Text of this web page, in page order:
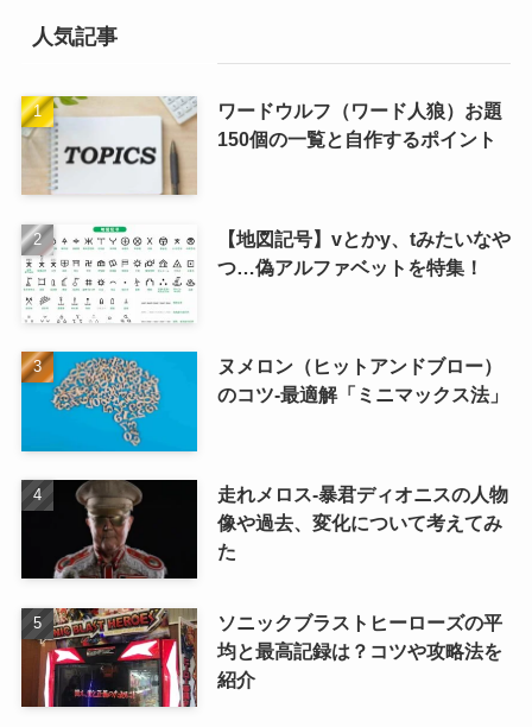
人気記事
ワードウルフ（ワード人狼）お題
150個の一覧と自作するポイント
【地図記号】vとかy、tみたいなや
つ…偽アルファベットを特集！
ヌメロン（ヒットアンドブロー）
のコツ-最適解「ミニマックス法」
走れメロス‐暴君ディオニスの人物
像や過去、変化について考えてみ
た
ソニックブラストヒーローズの平
均と最高記録は？コツや攻略法を
紹介